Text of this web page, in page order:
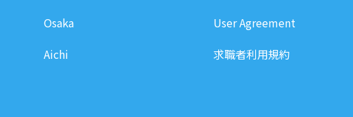
Osaka
Aichi
User Agreement
求職者利用規約